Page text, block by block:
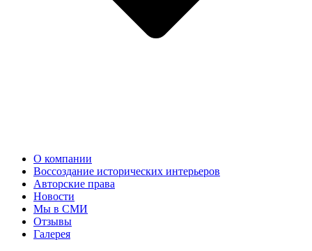
О компании
Воссоздание исторических интерьеров
Авторские права
Новости
Мы в СМИ
Отзывы
Галерея